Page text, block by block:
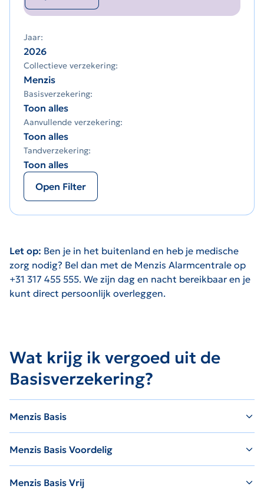
Jaar:
2026
Collectieve verzekering:
Menzis
Basisverzekering:
Toon alles
Aanvullende verzekering:
Toon alles
Tandverzekering:
Toon alles
Open Filter
Let op: Ben je in het buitenland en heb je medische
zorg nodig? Bel dan met de Menzis Alarmcentrale op
+31 317 455 555. We zijn dag en nacht bereikbaar en je
kunt direct persoonlijk overleggen.
Wat krijg ik vergoed uit de
Basisverzekering?
Menzis Basis
Menzis Basis Voordelig
Menzis Basis Vrij